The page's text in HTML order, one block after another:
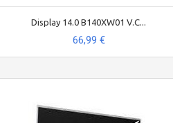
Display 14.0 B140XW01 V.C...
66,99 €